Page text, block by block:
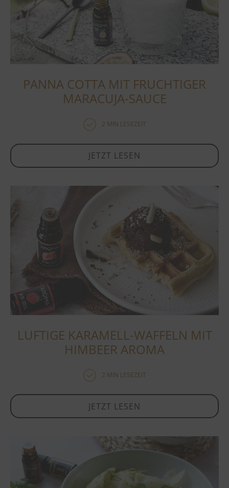
PANNA COTTA MIT FRUCHTIGER
MARACUJA-SAUCE
2 MIN LESEZEIT
JETZT LESEN
LUFTIGE KARAMELL-WAFFELN MIT
HIMBEER AROMA
2 MIN LESEZEIT
JETZT LESEN